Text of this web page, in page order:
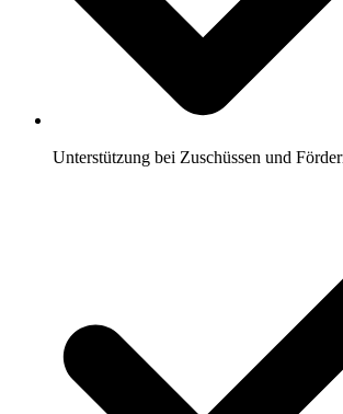
Unterstützung bei Zuschüssen und